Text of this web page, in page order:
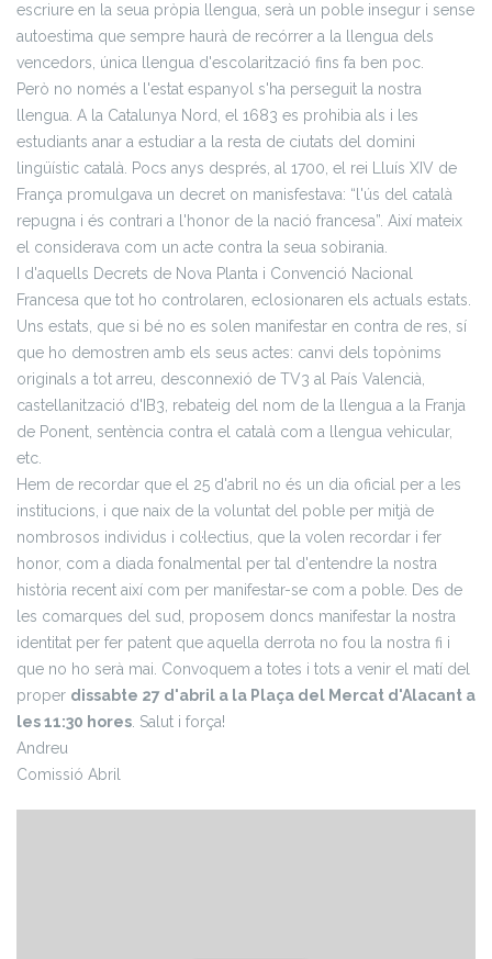
escriure en la seua pròpia llengua, serà un poble insegur i sense
autoestima que sempre haurà de recórrer a la llengua dels
vencedors, única llengua d'escolarització fins fa ben poc.
Però no només a l'estat espanyol s'ha perseguit la nostra
llengua. A la Catalunya Nord, el 1683 es prohibia als i les
estudiants anar a estudiar a la resta de ciutats del domini
lingüístic català. Pocs anys després, al 1700, el rei Lluís XIV de
França promulgava un decret on manisfestava: “l'ús del català
repugna i és contrari a l'honor de la nació francesa”. Així mateix
el considerava com un acte contra la seua sobirania.
I d'aquells Decrets de Nova Planta i Convenció Nacional
Francesa que tot ho controlaren, eclosionaren els actuals estats.
Uns estats, que si bé no es solen manifestar en contra de res, sí
que ho demostren amb els seus actes: canvi dels topònims
originals a tot arreu, desconnexió de TV3 al País Valencià,
castellanització d'IB3, rebateig del nom de la llengua a la Franja
de Ponent, sentència contra el català com a llengua vehicular,
etc.
Hem de recordar que el 25 d'abril no és un dia oficial per a les
institucions, i que naix de la voluntat del poble per mitjà de
nombrosos individus i col·lectius, que la volen recordar i fer
honor, com a diada fonalmental per tal d'entendre la nostra
història recent així com per manifestar-se com a poble. Des de
les comarques del sud, proposem doncs manifestar la nostra
identitat per fer patent que aquella derrota no fou la nostra fi i
que no ho serà mai. Convoquem a totes i tots a venir el matí del
proper dissabte 27 d'abril a la Plaça del Mercat d'Alacant a
les 11:30 hores. Salut i força!
Andreu
Comissió Abril